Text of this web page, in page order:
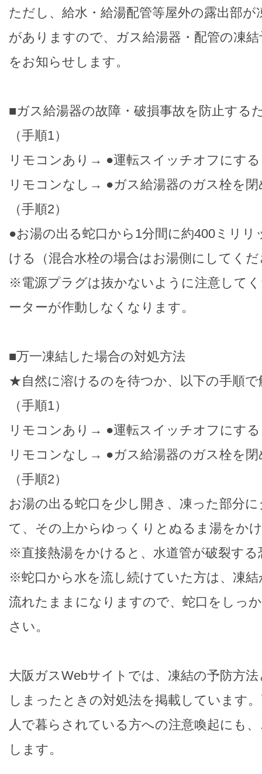
ただし、給水・給湯配管等屋外の露出部
がありますので、ガス給湯器・配管の凍
をお知らせします。
■ガス給湯器の故障・破損事故を防止する
（手順1）
リモコンあり→ ●運転スイッチオフにする
リモコンなし→ ●ガス給湯器のガス栓を閉
（手順2）
●お湯の出る蛇口から1分間に約400ミリリ
ける（混合水栓の場合はお湯側にしてく
※電源プラグは抜かないように注意して
ーターが作動しなくなります。
■万一凍結した場合の対処方法
★自然に溶けるのを待つか、以下の手順
（手順1）
リモコンあり→ ●運転スイッチオフにする
リモコンなし→ ●ガス給湯器のガス栓を閉
（手順2）
お湯の出る蛇口を少し開き、凍った部分
て、その上からゆっくりとぬるま湯をか
※直接熱湯をかけると、水道管が破裂す
※蛇口から水を流し続けていた方は、凍
流れたままになりますので、蛇口をしっ
さい。
大阪ガスWebサイトでは、凍結の予防方
しまったときの対処法を掲載しています
人で暮らされている方への注意喚起にも
します。